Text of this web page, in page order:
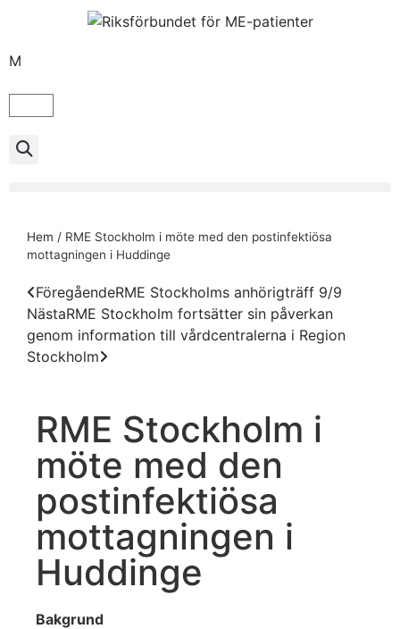
M
Hem / RME Stockholm i möte med den postinfektiösa
mottagningen i Huddinge
FöregåendeRME Stockholms anhörigträff 9/9
NästaRME Stockholm fortsätter sin påverkan
genom information till vårdcentralerna i Region
Stockholm
RME Stockholm i
möte med den
postinfektiösa
mottagningen i
Huddinge
Bakgrund